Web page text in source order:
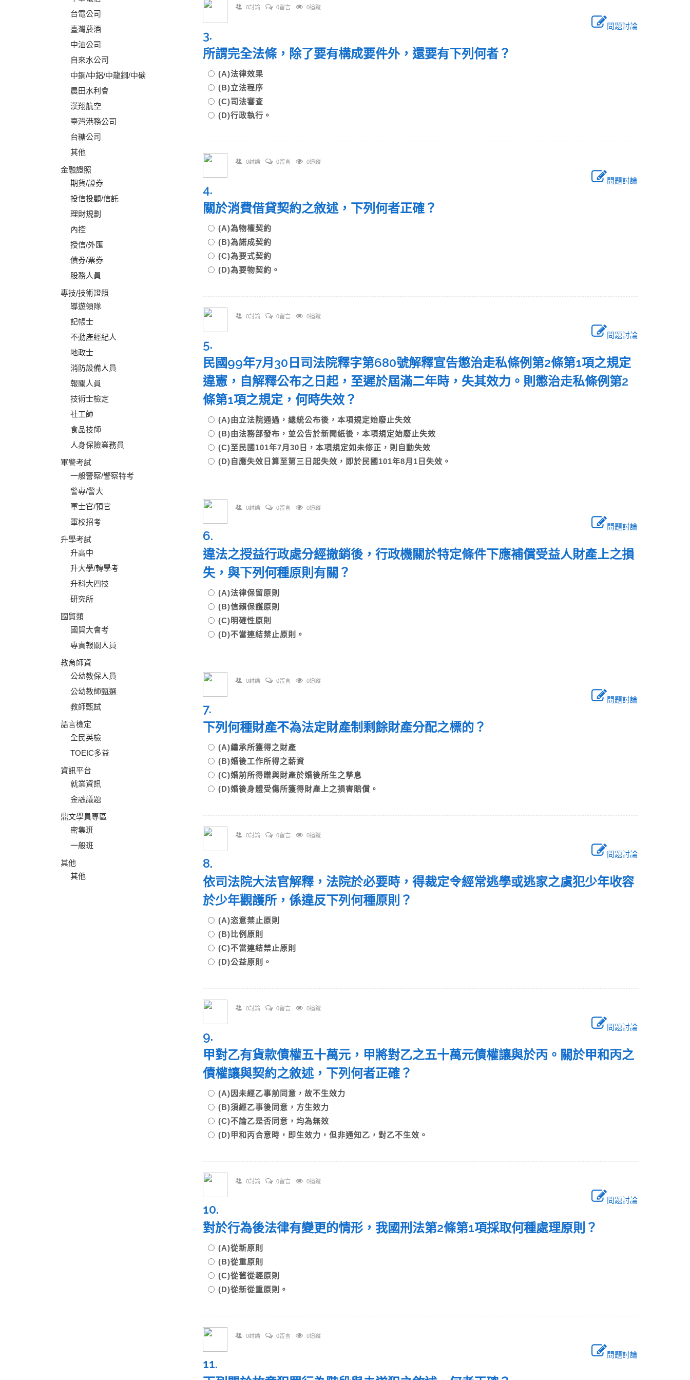
台電公司
臺灣菸酒
中油公司
自來水公司
中鋼/中鋁/中龍鋼/中碳
農田水利會
漢翔航空
臺灣港務公司
台糖公司
其他
金融證照
期貨/證券
投信投顧/信託
理財規劃
內控
授信/外匯
債券/票券
股務人員
專技/技術證照
導遊領隊
記帳士
不動產經紀人
地政士
消防設備人員
報關人員
技術士檢定
社工師
食品技師
人身保險業務員
軍警考試
一般警察/警察特考
警專/警大
軍士官/預官
軍校招考
升學考試
升高中
升大學/轉學考
升科大四技
研究所
國貿類
國貿大會考
專責報關人員
教育師資
公幼教保人員
公幼教師甄選
教師甄試
語言檢定
全民英檢
TOEIC多益
資訊平台
就業資訊
金融議題
鼎文學員專區
密集班
一般班
其他
其他
0討論 0留言 0追蹤
問題討論
3.
所謂完全法條，除了要有構成要件外，還要有下列何者？
(A)法律效果
(B)立法程序
(C)司法審查
(D)行政執行。
0討論 0留言 0追蹤
問題討論
4.
關於消費借貸契約之敘述，下列何者正確？
(A)為物權契約
(B)為諾成契約
(C)為要式契約
(D)為要物契約。
0討論 0留言 0追蹤
問題討論
5.
民國99年7月30日司法院釋字第680號解釋宣告懲治走私條例第2條第1項之規定
違憲，自解釋公布之日起，至遲於屆滿二年時，失其效力。則懲治走私條例第2
條第1項之規定，何時失效？
(A)由立法院通過，總統公布後，本項規定始廢止失效
(B)由法務部發布，並公告於新聞紙後，本項規定始廢止失效
(C)至民國101年7月30日，本項規定如未修正，則自動失效
(D)自應失效日算至第三日起失效，即於民國101年8月1日失效。
0討論 0留言 0追蹤
問題討論
6.
違法之授益行政處分經撤銷後，行政機關於特定條件下應補償受益人財產上之損
失，與下列何種原則有關？
(A)法律保留原則
(B)信賴保護原則
(C)明確性原則
(D)不當連結禁止原則。
0討論 0留言 0追蹤
問題討論
7.
下列何種財產不為法定財產制剩餘財產分配之標的？
(A)繼承所獲得之財產
(B)婚後工作所得之薪資
(C)婚前所得贈與財產於婚後所生之孳息
(D)婚後身體受傷所獲得財產上之損害賠償。
0討論 0留言 0追蹤
問題討論
8.
依司法院大法官解釋，法院於必要時，得裁定令經常逃學或逃家之虞犯少年收容
於少年觀護所，係違反下列何種原則？
(A)恣意禁止原則
(B)比例原則
(C)不當連結禁止原則
(D)公益原則。
0討論 0留言 0追蹤
問題討論
9.
甲對乙有貨款債權五十萬元，甲將對乙之五十萬元債權讓與於丙。關於甲和丙之
債權讓與契約之敘述，下列何者正確？
(A)因未經乙事前同意，故不生效力
(B)須經乙事後同意，方生效力
(C)不論乙是否同意，均為無效
(D)甲和丙合意時，即生效力，但非通知乙，對乙不生效。
0討論 0留言 0追蹤
問題討論
10.
對於行為後法律有變更的情形，我國刑法第2條第1項採取何種處理原則？
(A)從新原則
(B)從重原則
(C)從舊從輕原則
(D)從新從重原則。
0討論 0留言 0追蹤
問題討論
11.